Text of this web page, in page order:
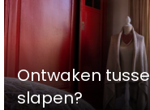
Ontwaken
slapen?